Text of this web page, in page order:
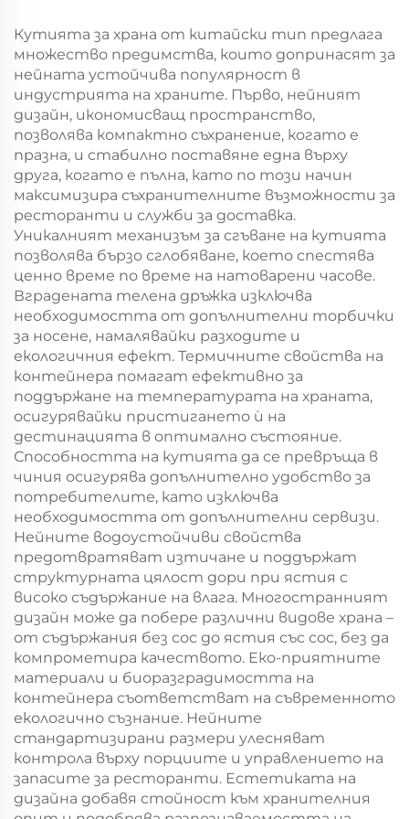
Нова година/
Кристемас,
пластмасова
упаковка за
хранителни
продукти и
занаятчии
за екранна печат за
Нова година/
Кристемас,
пластмасова
упаковка за
хранителни
продукти и
занаятчии
Кутията за храна от китайски тип предлага
множество предимства, които допринасят за
нейната устойчива популярност в
индустрията на храните. Първо, нейният
дизайн, икономисващ пространство,
позволява компактно съхранение, когато е
празна, и стабилно поставяне една върху
друга, когато е пълна, като по този начин
максимизира съхранителните възможности за
ресторанти и служби за доставка.
Уникалният механизъм за сгъване на кутията
позволява бързо сглобяване, което спестява
ценно време по време на натоварени часове.
Вградената телена дръжка изключва
необходимостта от допълнителни торбички
за носене, намалявайки разходите и
екологичния ефект. Термичните свойства на
контейнера помагат ефективно за
поддържане на температурата на храната,
осигурявайки пристигането ѝ на
дестинацията в оптимално състояние.
Способността на кутията да се превръща в
чиния осигурява допълнително удобство за
потребителите, като изключва
необходимостта от допълнителни сервизи.
Нейните водоустойчиви свойства
предотвратяват изтичане и поддържат
структурната цялост дори при ястия с
високо съдържание на влага. Многостранният
дизайн може да побере различни видове храна –
от съдържания без сос до ястия със сос, без да
компрометира качеството. Еко-приятните
материали и биоразградимостта на
контейнера съответстват на съвременното
екологично съзнание. Нейните
стандартизирани размери улесняват
контрола върху порциите и управлението на
запасите за ресторанти. Естетиката на
дизайна добавя стойност към хранителния